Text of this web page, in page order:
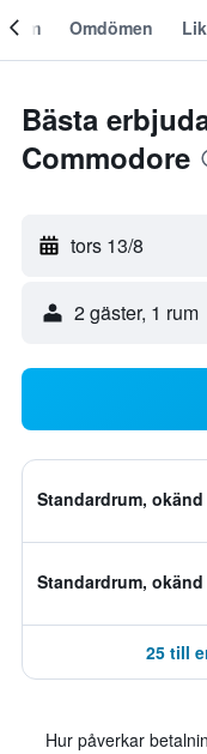
Om Omdömen
Bästa
Commodore
tors 13/8
2 gäster, 1 rum
Standardrum,
Standardrum,
25 till
Hur påverkar